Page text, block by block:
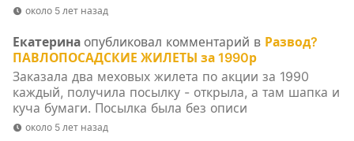
около 5 лет назад
Екатерина опубликовал комментарий в Развод?
ПАВЛОПОСАДСКИЕ ЖИЛЕТЫ за 1990р
Заказала два меховых жилета по акции за 1990
каждый, получила посылку - открыла, а там шапка и
куча бумаги. Посылка была без описи
около 5 лет назад